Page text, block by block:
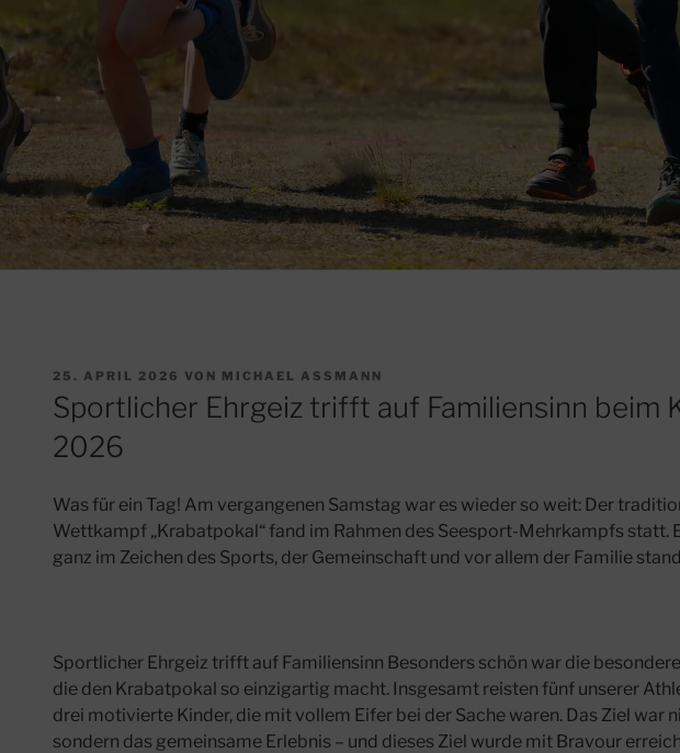
VERÖFFENTLICHT
AM
25. APRIL 2026 VON MICHAEL ASSMANN
Sportlicher Ehrgeiz trifft auf Familiensinn beim
2026
Was für ein Tag! Am vergangenen Samstag war es wieder so weit: Der
Wettkampf „Krabatpokal“ fand im Rahmen des Seesport-Mehrkampfs statt.
ganz im Zeichen des Sports, der Gemeinschaft und vor allem der Familie
Sportlicher Ehrgeiz trifft auf Familiensinn Besonders schön war die
die den Krabatpokal so einzigartig macht. Insgesamt reisten fünf unserer
drei motivierte Kinder, die mit vollem Eifer bei der Sache waren. Das Ziel war
sondern das gemeinsame Erlebnis – und dieses Ziel wurde mit Bravour